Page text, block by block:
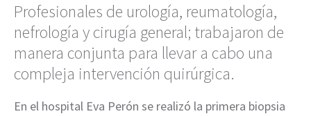
Profesionales de urología, reumatología,
nefrología y cirugía general; trabajaron de
manera conjunta para llevar a cabo una
compleja intervención quirúrgica.
En el hospital Eva Perón se realizó la primera biopsia